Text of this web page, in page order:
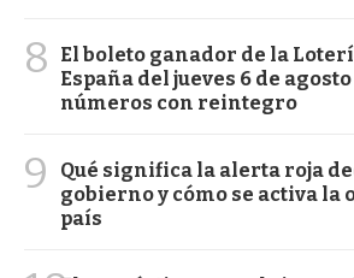
8
El boleto ganador de la
España del jueves 6 de agosto
números con reintegro
9
Qué significa la alerta roja
gobierno y cómo se activa la
país